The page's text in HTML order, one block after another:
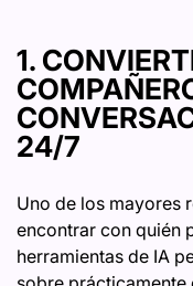
1.
24/7
Uno de los mayores
encontrar con quién
herramientas de IA